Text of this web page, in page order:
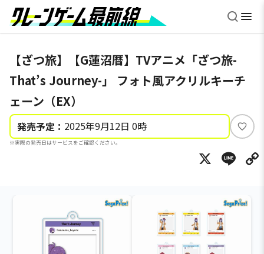
【ざつ旅】【G蓮沼暦】TVアニメ「ざつ旅-
That’s Journey-」 フォト風アクリルキーチ
ェーン（EX）
発売予定： 2025年9月12日 0時
※実際の発売日はサービスをご確認ください。
い
ね
X